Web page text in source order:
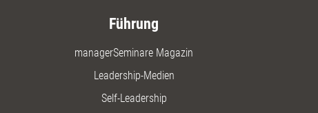
Führung
managerSeminare Magazin
Leadership-Medien
Self-Leadership